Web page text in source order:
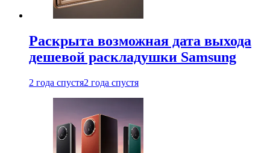
Раскрыта возможная дата выхода
дешевой раскладушки Samsung
2 года спустя2 года спустя